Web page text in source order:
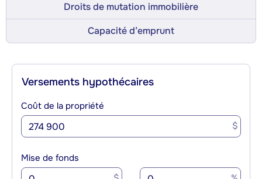
Droits de mutation immobilière
Capacité d’emprunt
Versements hypothécaires
Coût de la propriété
$
Mise de fonds